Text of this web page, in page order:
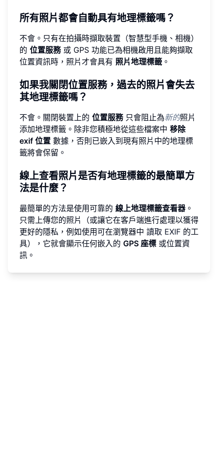
所有照片都會自動具有地理標籤嗎？
不會。只有在拍攝時擷取裝置（智慧型手機、相機）
的 位置服務或 GPS 功能已為相機啟用且能夠擷取
位置資訊時，照片才會具有 照片地理標籤 。
如果我關閉位置服務，過去的照片會失去
其地理標籤嗎？
不會。關閉裝置上的 位置服務只會阻止為新的照片
添加地理標籤。除非您積極地從這些檔案中 移除
exif 位置 數據，否則已嵌入到現有照片中的地理標
籤將會保留。
線上查看照片是否有地理標籤的最簡單方
法是什麼？
最簡單的方法是使用可靠的 線上地理標籤查看器 。
只需上傳您的照片（或讓它在客戶端進行處理以獲得
更好的隱私，例如使用可在瀏覽器中 讀取 EXIF 的工
具），它就會顯示任何嵌入的 GPS 座標 或位置資
訊。